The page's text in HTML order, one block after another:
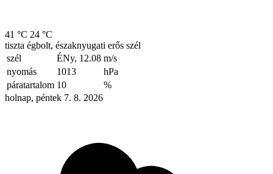
41 °C 24 °C
tiszta égbolt, északnyugati erős szél
szél
ÉNy, 12.08 m/s
nyomás
1013
hPa
páratartalom 10
%
holnap, péntek 7. 8. 2026